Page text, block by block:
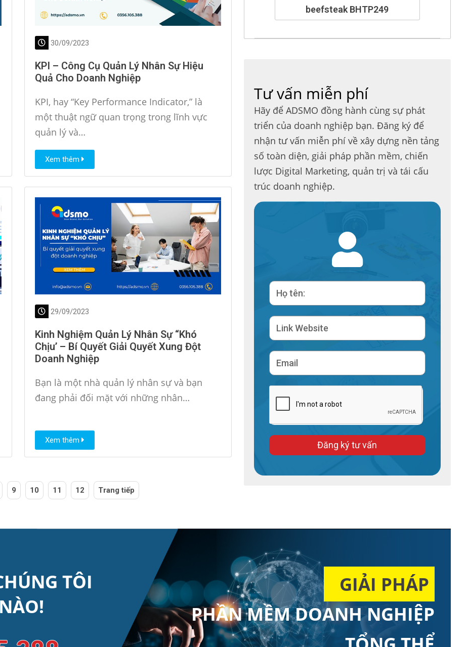
30/09/2023
KPI – Công Cụ Quản Lý Nhân Sự Hiệu
Quả Cho Doanh Nghiệp
KPI, hay “Key Performance Indicator,” là
một thuật ngữ quan trọng trong lĩnh vực
quản lý và…
Xem thêm
29/09/2023
Kinh Nghiệm Quản Lý Nhân Sự “khó
Chịu’ – Bí Quyết Giải Quyết Xung Đột
Doanh Nghiệp
Bạn là một nhà quản lý nhân sự và bạn
đang phải đối mặt với những nhân…
Xem thêm
9 10 11 12 Trang tiếp
beefsteak BHTP249
Tư vấn miễn phí
Hãy để ADSMO đồng hành cùng sự phát
triển của doanh nghiệp bạn. Đăng ký để
nhận tư vấn miễn phí về xây dựng nền tảng
số toàn diện, giải pháp phần mềm, chiến
lược Digital Marketing, quản trị và tái cấu
trúc doanh nghiệp.
Đăng ký tư vấn
TÔI
GIẢI PHÁP
PHẦN MỀM DOANH NGHIỆP